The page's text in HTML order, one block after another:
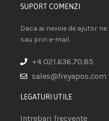
SUPORT COMENZI
Daca ai nevoie de ajutor
sau prin e-mail.
+4 021.636.70.85
sales@freyapos.com
LEGATURI UTILE
Intrebari frecvente